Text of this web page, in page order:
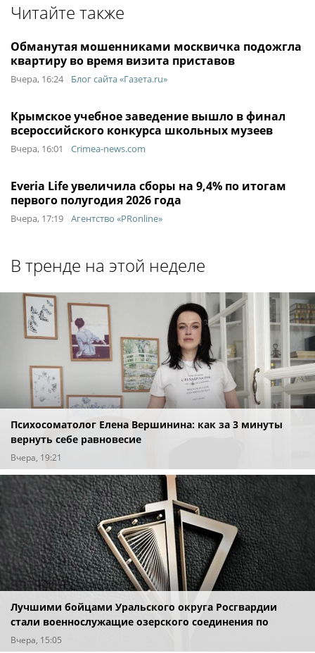
Читайте также
Обманутая мошенниками москвичка подожгла
квартиру во время визита приставов
Вчера, 16:24 Блог сайта «Газета.ru»
Крымское учебное заведение вышло в финал
всероссийского конкурса школьных музеев
Вчера, 16:01 Crimea-news.com
Everia Life увеличила сборы на 9,4% по итогам
первого полугодия 2026 года
Вчера, 17:19 Агентство «PRonline»
В тренде на этой неделе
Психосоматолог Елена Вершинина: как за 3 минуты
вернуть себе равновесие
Вчера, 19:21
Лучшими бойцами Уральского округа Росгвардии
стали военнослужащие озерского соединения по
охране важных государственных объектов
Вчера, 15:05